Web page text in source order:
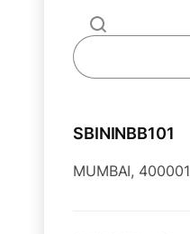
SBININBB101
MUMBAI, 400001